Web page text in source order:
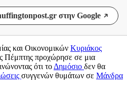
στην Google
και Οικονομικών Κυριάκος
Πέμπτης προχώρησε σε μια
ότι το Δημόσιο δεν θα
συγγενών θυμάτων σε Μάνδρα